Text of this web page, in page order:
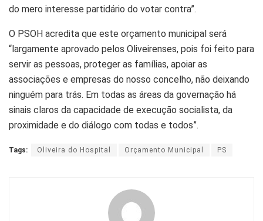
do mero interesse partidário do votar contra”.
O PSOH acredita que este orçamento municipal será
“largamente aprovado pelos Oliveirenses, pois foi feito para
servir as pessoas, proteger as famílias, apoiar as
associações e empresas do nosso concelho, não deixando
ninguém para trás. Em todas as áreas da governação há
sinais claros da capacidade de execução socialista, da
proximidade e do diálogo com todas e todos”.
Tags: Oliveira do Hospital Orçamento Municipal PS